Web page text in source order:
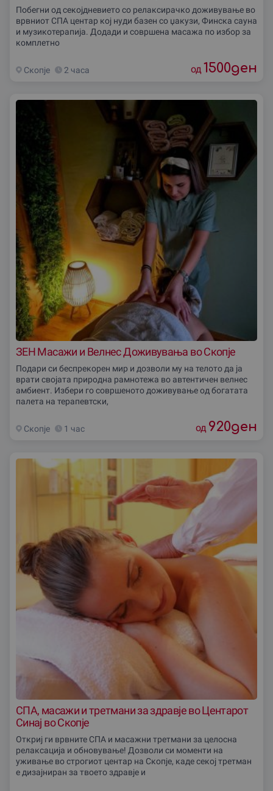
Побегни од секојдневието со релаксирачко доживување во
врвниот СПА центар кој нуди базен со џакузи, Финска сауна
и музикотерапија. Додади и совршена масажа по избор за
комплетно
Скопjе 2 часа од 1500ден
ЗЕН Масажи и Велнес Доживувања во Скопје
Подари си беспрекорен мир и дозволи му на телото да ја
врати својата природна рамнотежа во автентичен велнес
амбиент. Избери го совршеното доживување од богатата
палета на терапевтски,
Скопjе 1 час од 920ден
СПА, масажи и третмани за здравjе во Центарот
Синај во Скопjе
Откриј ги врвните СПА и масажни третмани за целосна
релаксација и обновување! Дозволи си моменти на
уживање во строгиот центар на Скопје, каде секој третман
е дизајниран за твоето здравје и